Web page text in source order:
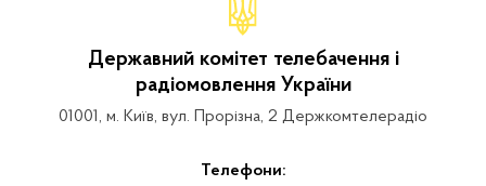
Державний комітет телебачення і
радіомовлення України
01001, м. Київ, вул. Прорізна, 2 Держкомтелерадіо
Телефони: